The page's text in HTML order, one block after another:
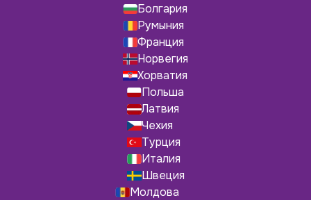
Болгария
Румыния
Франция
Норвегия
Хорватия
Польша
Латвия
Чехия
Турция
Италия
Швеция
Молдова